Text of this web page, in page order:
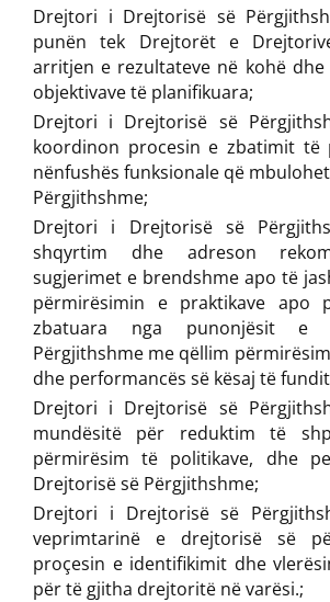
Drejtori i Drejtorisë së
punën tek Drejtorët e
arritjen e rezultateve në kohë dhe
objektivave të planifikuara;
Drejtori i Drejtorisë së
koordinon procesin e zbatimit të
nënfushës funksionale që
Përgjithshme;
Drejtori i Drejtorisë së
shqyrtim dhe adreson
sugjerimet e brendshme apo të
përmirësimin e praktikave apo
zbatuara nga punonjësit e
Përgjithshme me qëllim
dhe performancës së kësaj të
Drejtori i Drejtorisë së
mundësitë për reduktim të
përmirësim të politikave, dhe
Drejtorisë së Përgjithshme;
Drejtori i Drejtorisë së
veprimtarinë e drejtorisë së
proçesin e identifikimit dhe
për të gjitha drejtoritë në varësi.;